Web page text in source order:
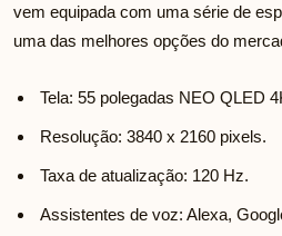
vem equipada com uma série de
uma das melhores opções do
Tela: 55 polegadas NEO QLED
Resolução: 3840 x 2160 pixels.
Taxa de atualização: 120 Hz.
Assistentes de voz: Alexa,